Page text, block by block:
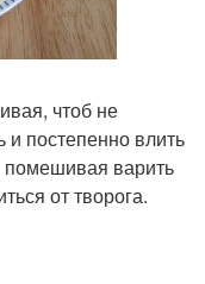
чтоб не
и постепенно влить
помешивая варить
от творога.